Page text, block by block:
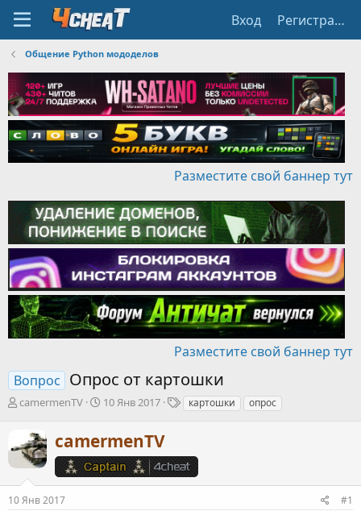
Вход Регистрация
Общение Python мододелов
Разместите свой баннер тут
Разместите свой баннер тут
Вопрос Опрос от картошки
А
о
р
е
м
camermenTV
Д
а
н
а
ч
10 Янв 2017
Ткартошки опрос
camermenTV
10 Янв 2017 #1